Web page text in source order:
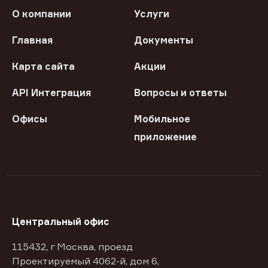
О компании Услуги
Главная Документы
Карта сайта Акции
API Интеграция Вопросы и ответы
Офисы
Мобильное
приложение
Центральный офис
115432, г Москва, проезд
Проектируемый 4062-й, дом 6,